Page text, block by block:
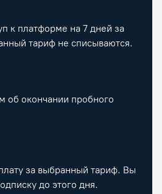
к платформе на 7 дней за
тариф не списываются.
об окончании пробного
за выбранный тариф. Вы
до этого дня.